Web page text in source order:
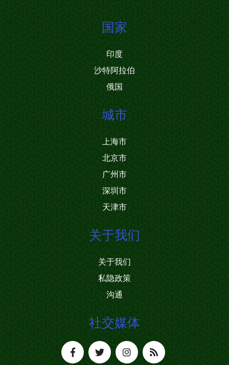
国家
印度
沙特阿拉伯
俄国
城市
上海市
北京市
广州市
深圳市
天津市
关于我们
关于我们
私隐政策
沟通
社交媒体